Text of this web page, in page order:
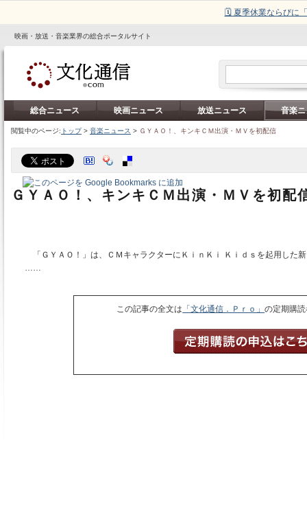
🗓️ 夏季休業ならびに
映画・放送・音楽業界の総合ポータルサイト
総合ニュース 映画ニュース 放送ニュース 音楽
閲覧中のページ: トップ> 音楽ニュース > ＧＹＡＯ！、キンキＣＭ出演・ＭＶを初配信
ＧＹＡＯ！、キンキＣＭ出演・ＭＶを初配
「ＧＹＡＯ！」は、ＣＭキャラクターにＫｉｎＫｉ Ｋｉｄｓを起用した
……
この記事の全文は 「文化通信．Ｐｒｏ」の定期購